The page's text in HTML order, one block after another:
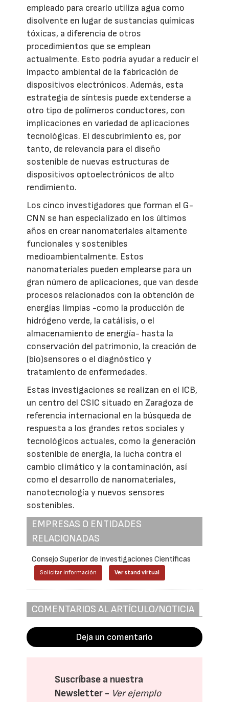
empleado para crearlo utiliza agua como
disolvente en lugar de sustancias químicas
tóxicas, a diferencia de otros
procedimientos que se emplean
actualmente. Esto podría ayudar a reducir el
impacto ambiental de la fabricación de
dispositivos electrónicos. Además, esta
estrategia de síntesis puede extenderse a
otro tipo de polímeros conductores, con
implicaciones en variedad de aplicaciones
tecnológicas. El descubrimiento es, por
tanto, de relevancia para el diseño
sostenible de nuevas estructuras de
dispositivos optoelectrónicos de alto
rendimiento.
Los cinco investigadores que forman el G-
CNN se han especializado en los últimos
años en crear nanomateriales altamente
funcionales y sostenibles
medioambientalmente. Estos
nanomateriales pueden emplearse para un
gran número de aplicaciones, que van desde
procesos relacionados con la obtención de
energías limpias -como la producción de
hidrógeno verde, la catálisis, o el
almacenamiento de energía- hasta la
conservación del patrimonio, la creación de
(bio)sensores o el diagnóstico y
tratamiento de enfermedades.
Estas investigaciones se realizan en el ICB,
un centro del CSIC situado en Zaragoza de
referencia internacional en la búsqueda de
respuesta a los grandes retos sociales y
tecnológicos actuales, como la generación
sostenible de energía, la lucha contra el
cambio climático y la contaminación, así
como el desarrollo de nanomateriales,
nanotecnología y nuevos sensores
sostenibles.
EMPRESAS O ENTIDADES
RELACIONADAS
Consejo Superior de Investigaciones Científicas
Solicitar información Ver stand virtual
COMENTARIOS AL ARTÍCULO/NOTICIA
Deja un comentario
Suscríbase a nuestra
Newsletter - Ver ejemplo